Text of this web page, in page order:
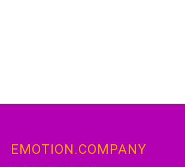
EMOTION.COMPANY